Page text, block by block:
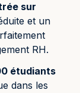
sur
et un
RH.
étudiants
dans les